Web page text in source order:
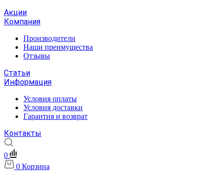
Акции
Компания
Производители
Наши преимущества
Отзывы
Статьи
Информация
Условия оплаты
Условия доставки
Гарантия и возврат
Контакты
0
0 Корзина